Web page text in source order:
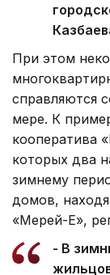
При этом
справляются
мере. К
кооператива
которых два
зимнему
домов,
«Мерей-Е»,
- В